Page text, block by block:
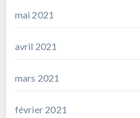
mai 2021
avril 2021
mars 2021
février 2021